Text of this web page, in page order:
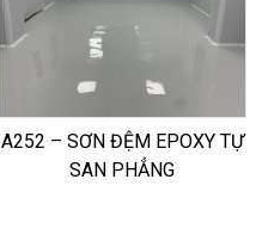
A252 – SƠN ĐỆM EPOXY TỰ
SAN PHẲNG